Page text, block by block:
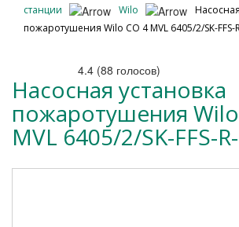
станции
Wilo
пожаротушения Wilo CO 4 MVL 6405/2/SK-FFS-
4.4 (88 голосов)
Насосная установка
пожаротушения
MVL 6405/2/SK-FFS-